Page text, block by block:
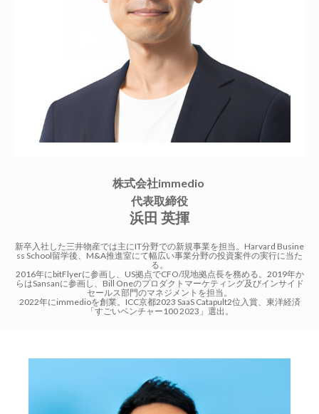
株式会社immedio
代表取締役
浜田 英揮
新卒入社した三井物産では主にIT分野での新規事業を担当。Harvard Busine
ss School留学後、M&A推進室にて幅広い事業分野の投資案件の実行に当た
る。
2016年にbitFlyerに参画し、US拠点でCFO/現地拠点長を務める。2019年か
らはSansanに参画し、Bill Oneのプロダクトマーケティング及びインサイド
セールス部門のマネジメントを担当。
2022年にimmedioを創業。ICC京都2023 SaaS Catapult2位入賞、東洋経済
「すごいベンチャー100 2023」選出。